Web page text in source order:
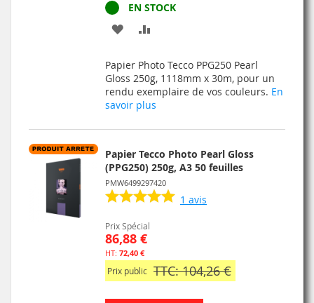
EN STOCK
AJOUTER
MA
LISTE
D’ENVIE
COMPARATEUR
Papier Photo Tecco PPG250 Pearl
Gloss 250g, 1118mm x 30m, pour un
rendu exemplaire de vos couleurs. En
savoir plus
Papier Tecco Photo Pearl Gloss
(PPG250) 250g, A3 50 feuilles
PMW6499297420
1 avis
Prix Spécial
86,88 €
72,40 €
Prix public TTC: 104,26 €